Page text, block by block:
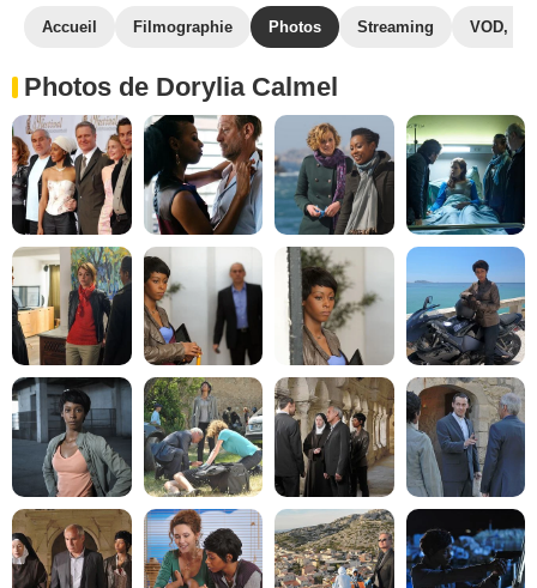
Accueil Filmographie Photos Streaming VOD,
Photos de Dorylia Calmel